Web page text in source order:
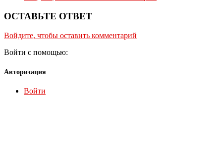
ОСТАВЬТЕ ОТВЕТ
Войдите, чтобы оставить комментарий
Войти с помощью:
Авторизация
Войти